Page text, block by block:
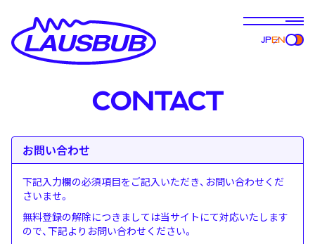
JPEN
CONTACT
お問い合わせ
下記入力欄の必須項目をご記入いただき、お問い合わせくだ
さいませ。
無料登録の解除につきましては当サイトにて対応いたします
ので、下記よりお問い合わせください。